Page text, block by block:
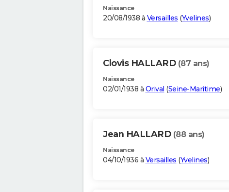
Naissance
20/08/1938 à Versailles (Yvelines)
Clovis HALLARD (87 ans)
Naissance
02/01/1938 à Orival (Seine-Maritime)
Jean HALLARD (88 ans)
Naissance
04/10/1936 à Versailles (Yvelines)